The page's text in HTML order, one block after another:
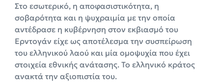
Στο εσωτερικό, η αποφασιστικότητα, η
σοβαρότητα και η ψυχραιμία με την οποία
αντέδρασε η κυβέρνηση στον εκβιασμό του
Ερντογάν είχε ως αποτέλεσμα την συσπείρωση
του ελληνικού λαού και μία ομοψυχία που έχει
στοιχεία εθνικής ανάτασης. Το ελληνικό κράτος
ανακτά την αξιοπιστία του.